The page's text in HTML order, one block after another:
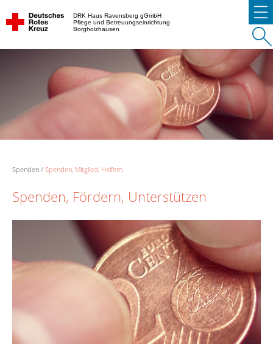
DRK Haus Ravensberg gGmbH
Pflege und Betreuungseinrichtung
Borgholzhausen
Spenden Spenden, Mitglied, Helfern
Spenden, Fördern, Unterstützen